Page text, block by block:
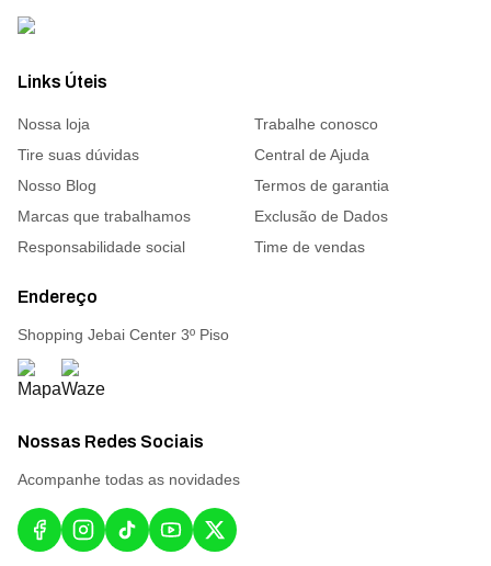
Links Úteis
Nossa loja
Trabalhe conosco
Tire suas dúvidas
Central de Ajuda
Nosso Blog
Termos de garantia
Marcas que trabalhamos
Exclusão de Dados
Responsabilidade social
Time de vendas
Endereço
Shopping Jebai Center 3º Piso
Nossas Redes Sociais
Acompanhe todas as novidades